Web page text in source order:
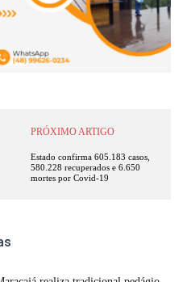
PRÓXIMO ARTIGO
Estado confirma 605.183 casos,
580.228 recuperados e 6.650
mortes por Covid-19